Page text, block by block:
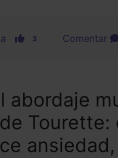
3 Comentar
abordaje
Tourette:
ansiedad,